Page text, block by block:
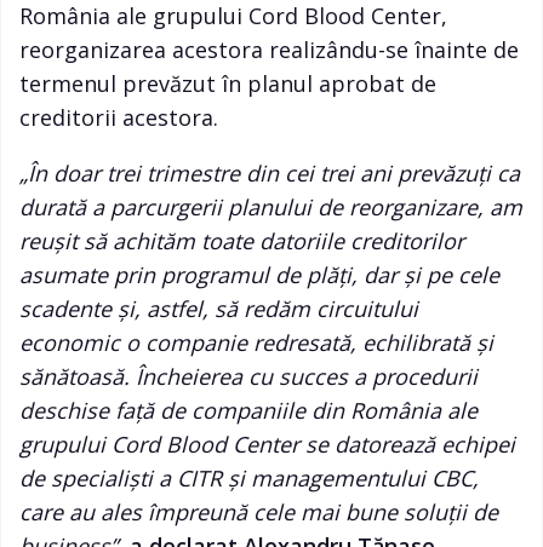
România ale grupului Cord Blood Center,
reorganizarea acestora realizându-se înainte de
termenul prevăzut în planul aprobat de
creditorii acestora.
„În doar trei trimestre din cei trei ani prevăzuți ca
durată a parcurgerii planului de reorganizare, am
reușit să achităm toate datoriile creditorilor
asumate prin programul de plăți, dar și pe cele
scadente și, astfel, să redăm circuitului
economic o companie redresată, echilibrată și
sănătoasă. Încheierea cu succes a procedurii
deschise față de companiile din România ale
grupului Cord Blood Center se datorează echipei
de specialiști a CITR și managementului CBC,
care au ales împreună cele mai bune soluții de